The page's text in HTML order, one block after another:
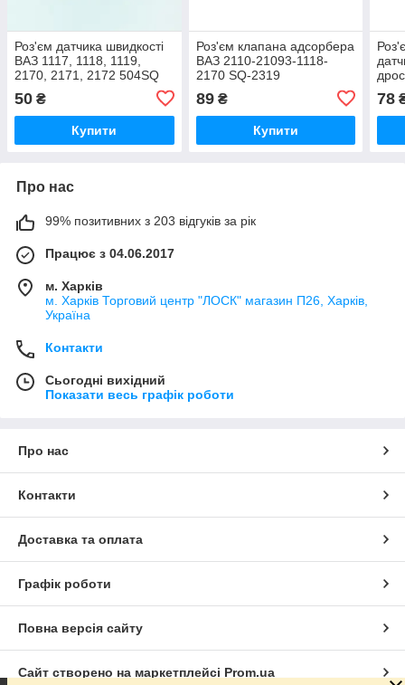
Роз'єм датчика швидкості
ВАЗ 1117, 1118, 1119,
2170, 2171, 2172 504SQ
50 ₴
Купити
Роз'єм клапана адсорбера
ВАЗ 2110-21093-1118-
2170 SQ-2319
89₴
Купити
78
Про нас
99% позитивних з 203 відгуків за рік
Працює з 04.06.2017
м. Харків
м. Харків Торговий центр "ЛОСК" магазин П26, Харків,
Україна
Контакти
Сьогодні вихідний
Показати весь графік роботи
Про нас
Контакти
Доставка та оплата
Графік роботи
Повна версія сайту
Сайт створено на маркетплейсі Prom.ua